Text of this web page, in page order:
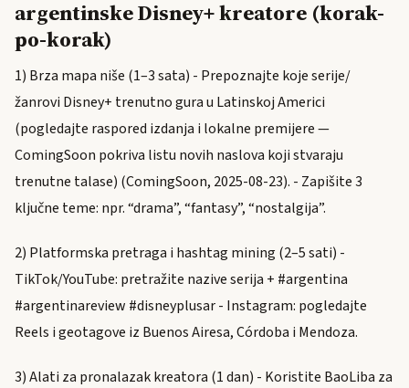
argentinske Disney+ kreatore (korak-
po-korak)
1) Brza mapa niše (1–3 sata) - Prepoznajte koje serije/
žanrovi Disney+ trenutno gura u Latinskoj Americi
(pogledajte raspored izdanja i lokalne premijere —
ComingSoon pokriva listu novih naslova koji stvaraju
trenutne talase) (ComingSoon, 2025-08-23). - Zapišite 3
ključne teme: npr. “drama”, “fantasy”, “nostalgija”.
2) Platformska pretraga i hashtag mining (2–5 sati) -
TikTok/YouTube: pretražite nazive serija + #argentina
#argentinareview #disneyplusar - Instagram: pogledajte
Reels i geotagove iz Buenos Airesa, Córdoba i Mendoza.
3) Alati za pronalazak kreatora (1 dan) - Koristite BaoLiba za